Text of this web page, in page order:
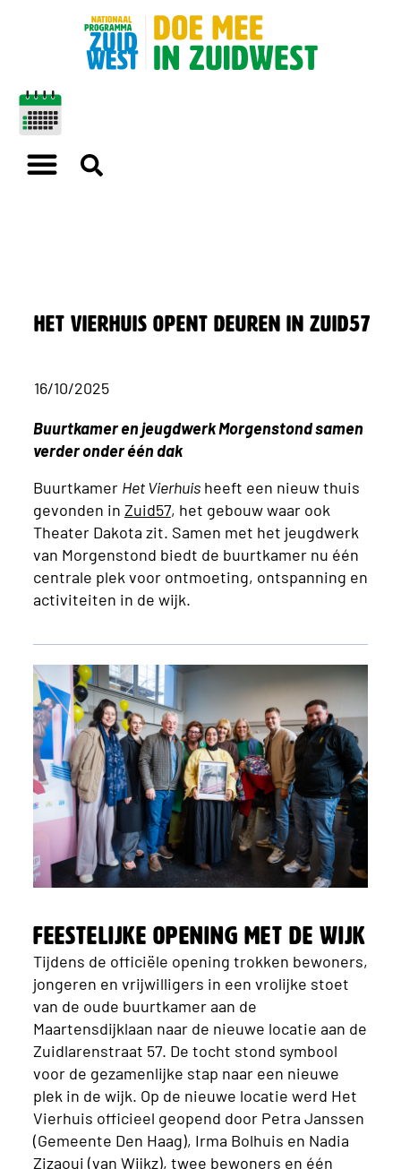
Het Vierhuis opent deuren in Zuid57
16/10/2025
Buurtkamer en jeugdwerk Morgenstond samen
verder onder één dak
Buurtkamer Het Vierhuisheeft een nieuw thuis
gevonden in Zuid57, het gebouw waar ook
Theater Dakota zit. Samen met het jeugdwerk
van Morgenstond biedt de buurtkamer nu één
centrale plek voor ontmoeting, ontspanning en
activiteiten in de wijk.
Feestelijke opening met de wijk
Tijdens de officiële opening trokken bewoners,
jongeren en vrijwilligers in een vrolijke stoet
van de oude buurtkamer aan de
Maartensdijklaan naar de nieuwe locatie aan de
Zuidlarenstraat 57. De tocht stond symbool
voor de gezamenlijke stap naar een nieuwe
plek in de wijk. Op de nieuwe locatie werd Het
Vierhuis officieel geopend door Petra Janssen
(Gemeente Den Haag), Irma Bolhuis en Nadia
Zizaoui (van Wijkz), twee bewoners en één